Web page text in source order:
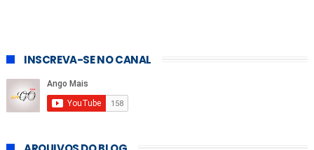
INSCREVA-SE NO CANAL